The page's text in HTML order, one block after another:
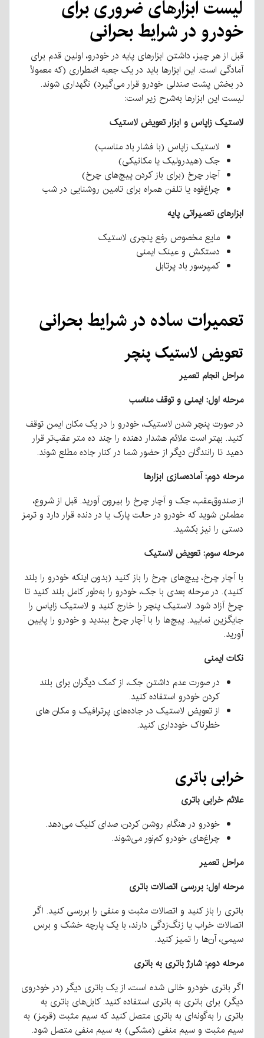
لیست ابزارهای ضروری برای
خودرو در شرایط بحرانی
قبل از هر چیز، داشتن ابزارهای پایه در خودرو، اولین قدم برای
آمادگی است. این ابزارها باید در یک جعبه اضطراری (که معمولاً
در بخش پشت صندلی خودرو قرار می‌گیرد) نگهداری شوند.
لیست این ابزارها به‌شرح زیر است:
لاستیک زاپاس و ابزار تعویض لاستیک
لاستیک زاپاس (با فشار باد مناسب)
جک (هیدرولیک یا مکانیکی)
آچار چرخ (برای باز کردن پیچ‌های چرخ)
چراغ‌قوه یا تلفن همراه برای تامین روشنایی در شب
ابزارهای تعمیراتی پایه
مایع مخصوص رفع پنچری لاستیک
دستکش و عینک ایمنی
کمپرسور باد پرتابل
تعمیرات ساده در شرایط بحرانی
تعویض لاستیک پنچر
مراحل انجام تعمیر
مرحله اول: ایمنی و توقف مناسب
در صورت پنچر شدن لاستیک، خودرو را در یک مکان ایمن توقف
کنید. بهتر است علائم هشدار دهنده را چند ده متر عقب‌تر قرار
دهید تا رانندگان دیگر از حضور شما در کنار جاده مطلع شوند.
مرحله دوم: آماده‌سازی ابزارها
از صندوق‌عقب، جک و آچار چرخ را بیرون آورید. قبل از شروع،
مطمئن شوید که خودرو در حالت پارک یا در دنده قرار دارد و ترمز
دستی را نیز بکشید.
مرحله سوم: تعویض لاستیک
با آچار چرخ، پیچ‌های چرخ را باز کنید (بدون اینکه خودرو را بلند
کنید). در مرحله بعدی با جک، خودرو را به‌طور کامل بلند کنید تا
چرخ آزاد شود. لاستیک پنچر را خارج کنید و لاستیک زاپاس را
جایگزین نمایید. پیچ‌ها را با آچار چرخ ببندید و خودرو را پایین
آورید.
نکات ایمنی
در صورت عدم داشتن جک، از کمک دیگران برای بلند
کردن خودرو استفاده کنید.
از تعویض لاستیک در جاده‌های پرترافیک و مکان های
خطرناک خودداری کنید.
خرابی باتری
علائم خرابی باتری
خودرو در هنگام روشن کردن، صدای کلیک می‌دهد.
چراغ‌های خودرو کم‌نور می‌شوند.
مراحل تعمیر
مرحله اول: بررسی اتصالات باتری
باتری را باز کنید و اتصالات مثبت و منفی را بررسی کنید. اگر
اتصالات خراب یا زنگ‌زدگی دارند، با یک پارچه خشک و برس
سیمی، آن‌ها را تمیز کنید.
مرحله دوم: شارژ باتری به باتری
اگر باتری خودرو خالی شده است، از یک باتری دیگر (در خودروی
دیگر) برای باتری به باتری استفاده کنید. کابل‌های باتری به
باتری را به‌گونه‌ای به باتری متصل کنید که سیم مثبت (قرمز) به
سیم مثبت و سیم منفی (مشکی) به سیم منفی متصل شود.